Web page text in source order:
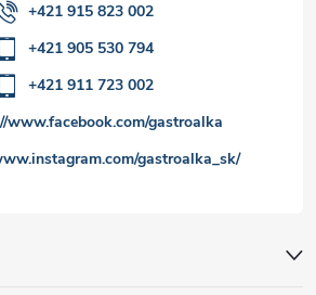
+421 915 823 002
+421 905 530 794
+421 911 723 002
www.facebook.com/gastroalka
gastroalka_sk/